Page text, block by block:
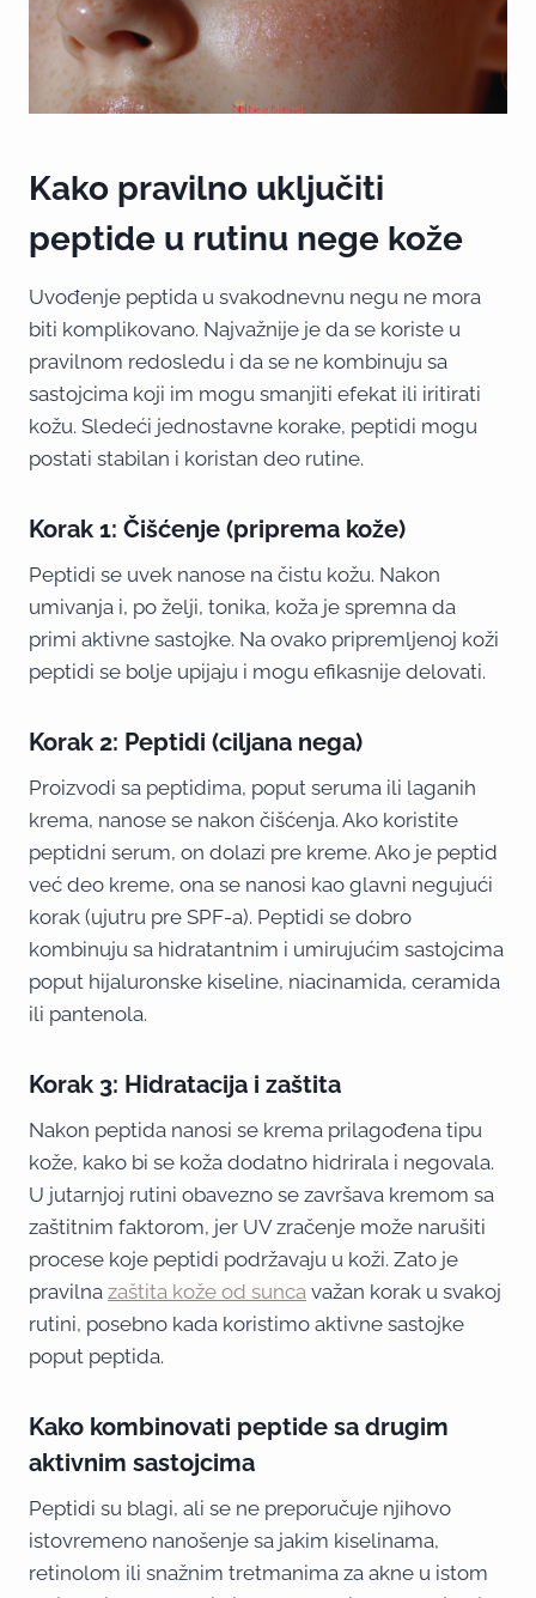
Kako pravilno uključiti
peptide u rutinu nege kože
Uvođenje peptida u svakodnevnu negu ne mora
biti komplikovano. Najvažnije je da se koriste u
pravilnom redosledu i da se ne kombinuju sa
sastojcima koji im mogu smanjiti efekat ili iritirati
kožu. Sledeći jednostavne korake, peptidi mogu
postati stabilan i koristan deo rutine.
Korak 1: Čišćenje (priprema kože)
Peptidi se uvek nanose na čistu kožu. Nakon
umivanja i, po želji, tonika, koža je spremna da
primi aktivne sastojke. Na ovako pripremljenoj koži
peptidi se bolje upijaju i mogu efikasnije delovati.
Korak 2: Peptidi (ciljana nega)
Proizvodi sa peptidima, poput seruma ili laganih
krema, nanose se nakon čišćenja. Ako koristite
peptidni serum, on dolazi pre kreme. Ako je peptid
već deo kreme, ona se nanosi kao glavni negujući
korak (ujutru pre SPF-a). Peptidi se dobro
kombinuju sa hidratantnim i umirujućim sastojcima
poput hijaluronske kiseline, niacinamida, ceramida
ili pantenola.
Korak 3: Hidratacija i zaštita
Nakon peptida nanosi se krema prilagođena tipu
kože, kako bi se koža dodatno hidrirala i negovala.
U jutarnjoj rutini obavezno se završava kremom sa
zaštitnim faktorom, jer UV zračenje može narušiti
procese koje peptidi podržavaju u koži. Zato je
pravilna zaštita kože od sunca važan korak u svakoj
rutini, posebno kada koristimo aktivne sastojke
poput peptida.
Kako kombinovati peptide sa drugim
aktivnim sastojcima
Peptidi su blagi, ali se ne preporučuje njihovo
istovremeno nanošenje sa jakim kiselinama,
retinolom ili snažnim tretmanima za akne u istom